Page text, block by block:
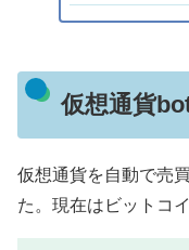
仮想通貨
仮想通貨を自動で売
た。現在はビットコ